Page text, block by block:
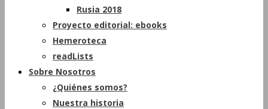
Rusia 2018
Proyecto editorial: ebooks
Hemeroteca
readLists
Sobre Nosotros
¿Quiénes somos?
Nuestra historia